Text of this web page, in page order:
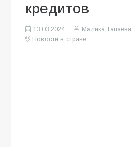
кредитов
13.03.2024
Малика Тапаева
Новости в стране